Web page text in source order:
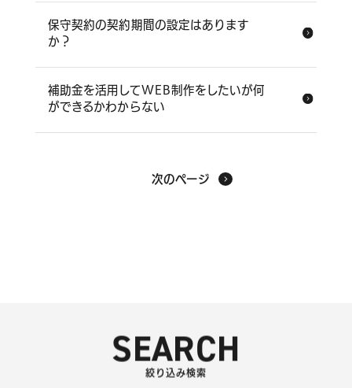
お問い合わせはこちら
保守契約の契約期間の設定はあります
か？
補助金を活用してWEB制作をしたいが何
ができるかわからない
次のページ
SEARCH
絞り込み検索